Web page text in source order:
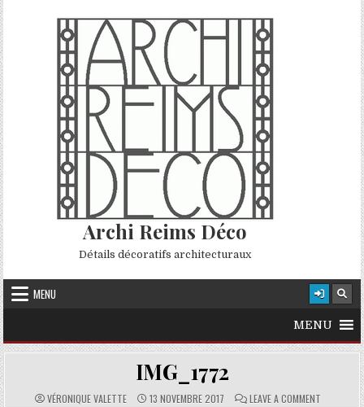
Skip to content
Archi Reims Déco
Détails décoratifs architecturaux
MENU
MENU
IMG_1772
AUTHOR:
VÉRONIQUE VALETTE PUBLISHED DATE:
13 NOVEMBRE 2017 COMMENTS:
LEAVE A COMMENT ON